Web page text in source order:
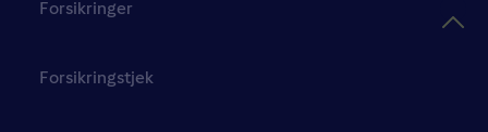
Forsikringer
Forsikringstjek